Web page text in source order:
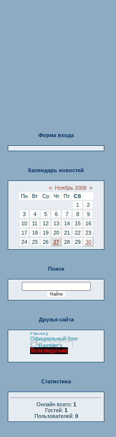
Форма входа
Календарь новостей
« Ноябрь 2008 »
Пн
Вт Ср Чт Пт Сб
1
2
3
4 5 6 7 8
9
10
11 12 13 14 15
16
17
18 19 20 21 22
23
24
25 26 27 28 29 30
Поиск
Друзья сайта
Ultimate Design
Официальный блог
Телевидение
Статистика
Онлайн всего: 1
Гостей: 1
Пользователей: 0